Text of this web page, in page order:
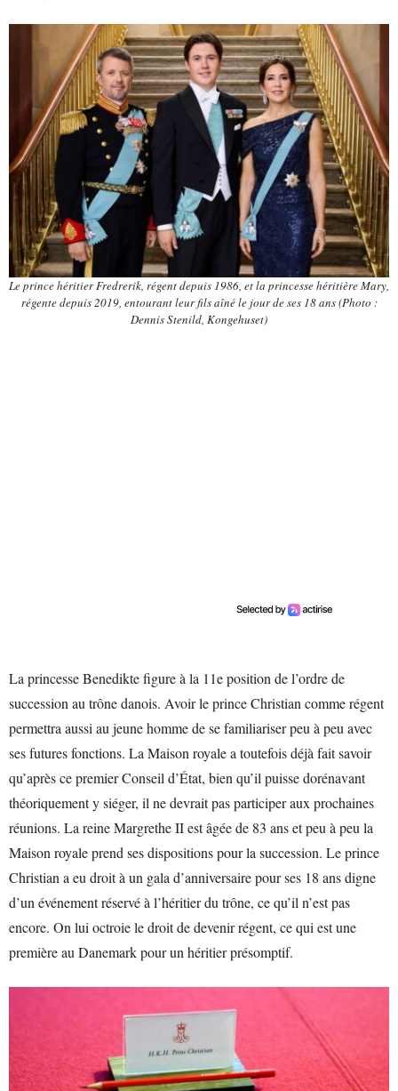
Le prince héritier Fredrerik, régent depuis 1986, et la princesse héritière Mary,
régente depuis 2019, entourant leur fils aîné le jour de ses 18 ans (Photo :
Dennis Stenild, Kongehuset)
La princesse Benedikte figure à la 11e position de l’ordre de
succession au trône danois. Avoir le prince Christian comme régent
permettra aussi au jeune homme de se familiariser peu à peu avec
ses futures fonctions. La Maison royale a toutefois déjà fait savoir
qu’après ce premier Conseil d’État, bien qu’il puisse dorénavant
théoriquement y siéger, il ne devrait pas participer aux prochaines
réunions. La reine Margrethe II est âgée de 83 ans et peu à peu la
Maison royale prend ses dispositions pour la succession. Le prince
Christian a eu droit à un gala d’anniversaire pour ses 18 ans digne
d’un événement réservé à l’héritier du trône, ce qu’il n’est pas
encore. On lui octroie le droit de devenir régent, ce qui est une
première au Danemark pour un héritier présomptif.